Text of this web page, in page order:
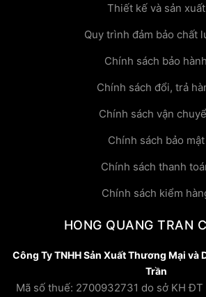
Thiết kế và sản xuất
Quy trình đảm bảo chất
Chính sách bảo hành
Chính sách đổi, trả
Chính sách vận
Chính sách bảo mật
Chính sách thanh
Chính sách kiểm
HONG QUANG TRAN
Công Ty TNHH Sản Xuất Thương Mại và
Trần
Mã số thuế: 2700932731 do sở KH